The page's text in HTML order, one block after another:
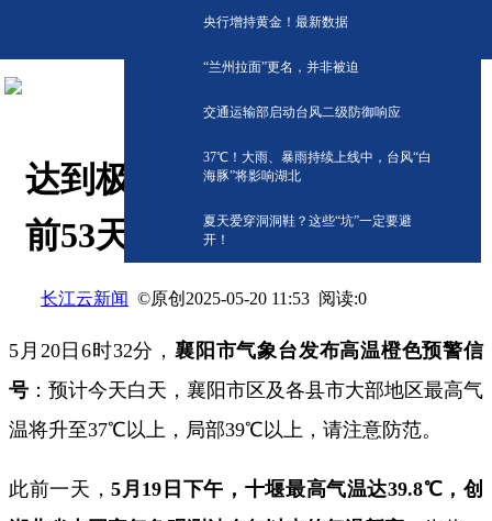
央行增持黄金！最新数据
“兰州拉面”更名，并非被迫
交通运输部启动台风二级防御响应
​37℃！大雨、暴雨持续上线中，台风“白
海豚”将影响湖北
夏天爱穿洞洞鞋？这些“坑”一定要避
开！
达到极端事件标准！湖北提
前53天40℃
长江云新闻 ©原创 2025-05-20 11:53 阅读:0
5月20日6时32分，襄阳市气象台发布高温橙色预警信
号 ： 预计今天白天，襄阳市区及各县市大部地区最高气
温将升至37℃以上，局部39℃以上，请注意防范。
此前一天，5月19日下午，十堰最高气温达39.8℃，创